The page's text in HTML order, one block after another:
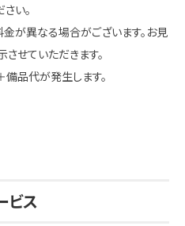
い。
が異なる場合がございます。お見
せていただきます。
品代が発生します。
ビス